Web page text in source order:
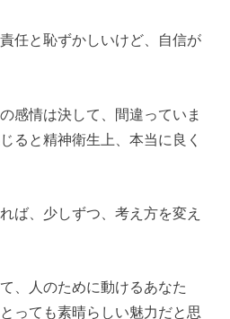
任と恥ずかしいけど、自信が
感情は決して、間違っていま
ると精神衛生上、本当に良く
ば、少しずつ、考え方を変え
、人のために動けるあなた
っても素晴らしい魅力だと思